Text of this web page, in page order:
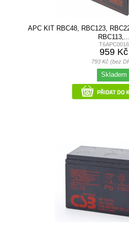
APC KIT RBC48, RBC123,
RBC113,...
T6APC0016
959 Kč
793 Kč (bez
Skladem